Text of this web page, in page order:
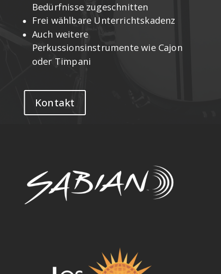
Bedürfnisse zugeschnitten
Frei wählbare Unterrichtskadenz
Auch weitere
Perkussionsinstrumente wie Cajon
oder Timpani
Kontakt